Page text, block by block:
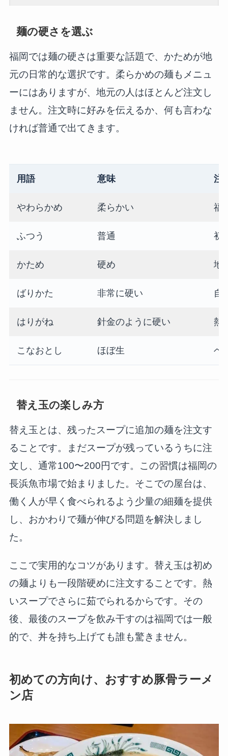
麺の硬さを選ぶ
福岡では麺の硬さは重要な話題で、かためが地
元の日常的な選択です。柔らかめの麺もメニュ
ーにはありますが、地元の人はほとんど注文し
ません。注文時に好みを伝えるか、何も言わな
ければ普通で出てきます。
用語 意味 注
やわらかめ 柔らかい 福
ふつう 普通 初
かため 硬め 地
ばりかた 非常に硬い 自
はりがね 針金のように硬い 熱
こなおとし ほぼ生 ベ
替え玉の楽しみ方
替え玉とは、残ったスープに追加の麺を注文す
ることです。まだスープが残っているうちに注
文し、通常100〜200円です。この習慣は福岡の
長浜魚市場で始まりました。そこでの屋台は、
働く人が早く食べられるよう少量の細麺を提供
し、おかわりで麺が伸びる問題を解決しまし
た。
ここで実用的なコツがあります。替え玉は初め
の麺よりも一段階硬めに注文することです。熱
いスープでさらに茹でられるからです。その
後、最後のスープを飲み干すのは福岡では一般
的で、丼を持ち上げても誰も驚きません。
初めての方向け、おすすめ豚骨ラーメ
ン店